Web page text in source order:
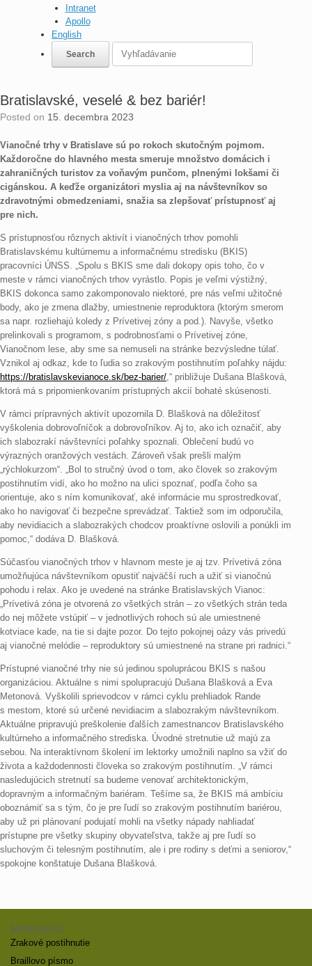
Intranet
Apollo
English
Bratislavské, veselé & bez bariér!
Posted on 15. decembra 2023
Vianočné trhy v Bratislave sú po rokoch skutočným pojmom.
Každoročne do hlavného mesta smeruje množstvo domácich i
zahraničných turistov za voňavým punčom, plnenými lokšami či
cigánskou. A keďže organizátori myslia aj na návštevníkov so
zdravotnými obmedzeniami, snažia sa zlepšovať prístupnosť aj
pre nich.
S prístupnosťou rôznych aktivít i vianočných trhov pomohli
Bratislavskému kultúrnemu a informačnému stredisku (BKIS)
pracovníci ÚNSS. „Spolu s BKIS sme dali dokopy opis toho, čo v
meste v rámci vianočných trhov vyrástlo. Popis je veľmi výstižný,
BKIS dokonca samo zakomponovalo niektoré, pre nás veľmi užitočné
body, ako je zmena dlažby, umiestnenie reproduktora (ktorým smerom
sa napr. rozliehajú koledy z Prívetivej zóny a pod.). Navyše, všetko
prelinkovali s programom, s podrobnosťami o Prívetivej zóne,
Vianočnom lese, aby sme sa nemuseli na stránke bezvýsledne túlať.
Vznikol aj odkaz, kde to ľudia so zrakovým postihnutím poľahky nájdu:
https://bratislavskevianoce.sk/bez-barier/,“ približuje Dušana Blašková,
ktorá má s pripomienkovaním prístupných akcií bohaté skúsenosti.
V rámci prípravných aktivít upozornila D. Blašková na dôležitosť
vyškolenia dobrovoľníčok a dobrovoľníkov. Aj to, ako ich označiť, aby
ich slabozrakí návštevníci poľahky spoznali. Oblečení budú vo
výrazných oranžových vestách. Zároveň však prešli malým
„rýchlokurzom“. „Bol to stručný úvod o tom, ako človek so zrakovým
postihnutím vidí, ako ho možno na ulici spoznať, podľa čoho sa
orientuje, ako s ním komunikovať, aké informácie mu sprostredkovať,
ako ho navigovať či bezpečne sprevádzať. Taktiež som im odporučila,
aby nevidiacich a slabozrakých chodcov proaktívne oslovili a ponúkli im
pomoc,“ dodáva D. Blašková.
Súčasťou vianočných trhov v hlavnom meste je aj tzv. Prívetivá zóna
umožňujúca návštevníkom opustiť najväčší ruch a užiť si vianočnú
pohodu i relax. Ako je uvedené na stránke Bratislavských Vianoc:
„Prívetivá zóna je otvorená zo všetkých strán – zo všetkých strán teda
do nej môžete vstúpiť – v jednotlivých rohoch sú ale umiestnené
kotviace kade, na tie si dajte pozor. Do tejto pokojnej oázy vás privedú
aj vianočné melódie – reproduktory sú umiestnené na strane pri radnici.“
Prístupné vianočné trhy nie sú jedinou spoluprácou BKIS s našou
organizáciou. Aktuálne s nimi spolupracujú Dušana Blašková a Eva
Metonová. Vyškolili sprievodcov v rámci cyklu prehliadok Rande
s mestom, ktoré sú určené nevidiacim a slabozrakým návštevníkom.
Aktuálne pripravujú preškolenie ďalších zamestnancov Bratislavského
kultúrneho a informačného strediska. Úvodné stretnutie už majú za
sebou. Na interaktívnom školení im lektorky umožnili naplno sa vžiť do
života a každodennosti človeka so zrakovým postihnutím. „V rámci
nasledujúcich stretnutí sa budeme venovať architektonickým,
dopravným a informačným bariéram. Tešíme sa, že BKIS má ambíciu
oboznámiť sa s tým, čo je pre ľudí so zrakovým postihnutím bariérou,
aby už pri plánovaní podujatí mohli na všetky nápady nahliadať
prístupne pre všetky skupiny obyvateľstva, takže aj pre ľudí so
sluchovým či telesným postihnutím, ale i pre rodiny s deťmi a seniorov,“
spokojne konštatuje Dušana Blašková.
MENUMENU
Zrakové postihnutie
Braillovo písmo